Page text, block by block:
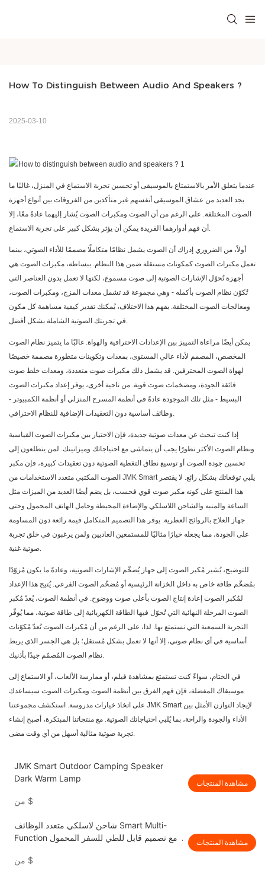
How To Distinguish Between Audio And Speakers ?
2025-03-10
عندما يتعلق الأمر بالاستمتاع بالموسيقى أو تحسين تجربة الاستماع في المنزل، غالبًا ما
يجد العديد من عشاق الموسيقى أنفسهم غير متأكدين من الفروقات بين أنواع أجهزة
الصوت المختلفة. على الرغم من أن الصوت ومكبرات الصوت يُشار إليهما عادةً معًا، إلا
أن فهم أدوارهما الفريدة يمكن أن يؤثر بشكل كبير على تجربة الاستماع.
أولاً، من الضروري إدراك أن الصوت يشمل نظامًا متكاملًا مصممًا للأداء الصوتي، بينما
تعمل مكبرات الصوت كمكونات مستقلة ضمن هذا النظام. ببساطة، مكبرات الصوت هي
أجهزة تُحوّل الإشارات الصوتية إلى صوت مسموع، لكنها لا تعمل بدون العناصر التي
تُكوّن نظام الصوت بأكمله - وهي مجموعة قد تشمل معدات المزج، ومكبرات الصوت،
ومعالجات الصوت المختلفة. بفهم هذا الاختلاف، يُمكنك تقدير كيفية مساهمة كل مكون
في تجربتك الصوتية الشاملة بشكل أفضل.
يمكن أيضًا مراعاة التمييز بين الإعدادات الاحترافية والهواة. غالبًا ما يتميز نظام الصوت
المخصص، المصمم لأداء عالي المستوى، بمعدات وتكوينات متطورة مصممة خصيصًا
لهواة الصوت المحترفين. قد يشمل ذلك مكبرات صوت متعددة، ومعدات خلط صوت
فائقة الجودة، ومضخمات صوت قوية. من ناحية أخرى، يوفر إعداد مكبرات الصوت
البسيط - مثل تلك الموجودة عادةً في أنظمة المسرح المنزلي أو أنظمة الكمبيوتر -
وظائف أساسية دون التعقيدات الإضافية للنظام الاحترافي.
إذا كنت تبحث عن معدات صوتية جديدة، فإن الاختيار بين مكبرات الصوت القياسية
ونظام الصوت الأكثر تطورًا يجب أن يتماشى مع احتياجاتك وميزانيتك. لمن يتطلعون إلى
تحسين جودة الصوت أو توسيع نطاق التغطية الصوتية دون تعقيدات كبيرة، فإن مكبر
JMK Smartيلبي توقعاتك بشكل رائع. لا يقتصر
هذا المنتج على كونه مكبر صوت قوي فحسب، بل يضم أيضًا العديد من الميزات مثل
الساعة والمنبه والشاحن اللاسلكي والإضاءة المحيطة وحامل الهاتف المحمول وحتى
جهاز العلاج بالروائح العطرية. يوفر هذا التصميم المتكامل قيمة رائعة دون المساومة
على الجودة، مما يجعله خيارًا مثاليًا للمستمعين العاديين ولمن يرغبون في خلق تجربة
صوتية غنية.
للتوضيح، يُشير مُكبر الصوت إلى جهاز يُضخّم الإشارات الصوتية، وعادةً ما يكون مُزوّدًا
بمُضخّم طاقة خاص به داخل الخزانة الرئيسية أو مُضخّم الصوت الفرعي. يُتيح هذا الإعداد
لمُكبر الصوت إعادة إنتاج الصوت بأعلى صوت ووضوح. في أنظمة الصوت، يُعدّ مُكبر
الصوت المرحلة النهائية التي تُحوّل فيها الطاقة الكهربائية إلى طاقة صوتية، مما يُوفّر
التجربة السمعية التي نستمتع بها. لذا، على الرغم من أن مُكبرات الصوت تُعدّ مُكوّنات
أساسية في أي نظام صوتي، إلا أنها لا تعمل بشكل مُستقل؛ بل هي الجسر الذي يربط
نظام الصوت المُصمّم جيدًا بأذنيك.
في الختام، سواءً كنت تستمتع بمشاهدة فيلم، أو ممارسة الألعاب، أو الاستماع إلى
موسيقاك المفضلة، فإن فهم الفرق بين أنظمة الصوت ومكبرات الصوت سيساعدك
JMK Smartلإيجاد التوازن الأمثل بين
الأداء والجودة والراحة، بما يُلبي احتياجاتك الصوتية. مع منتجاتنا المبتكرة، أصبح إنشاء
تجربة صوتية مثالية أسهل من أي وقت مضى.
JMK Smart Outdoor Camping Speaker
Dark Warm Lamp
$
مشاهدة المنتجات
شاحن لاسلكي متعدد الوظائف Smart Multi-
Function مع تصميم قابل للطي للسفر المحمول
$
مشاهدة المنتجات